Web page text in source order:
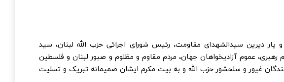
دیرین سیدالشهدای مقاومت، رئیس شورای اجرائی حزب الله لبنان، سید
عموم آزادیخواهان جهان، مردم مقاوم و مظلوم و صبور لبنان و فلسطین
غیور و سلحشور حزب الله و به بیت مکرم ایشان صمیمانه تبریک و تسلیت